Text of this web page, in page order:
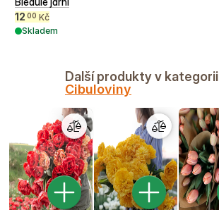
12 00 Kč
Skladem
Další produkty v kategorii
Cibuloviny